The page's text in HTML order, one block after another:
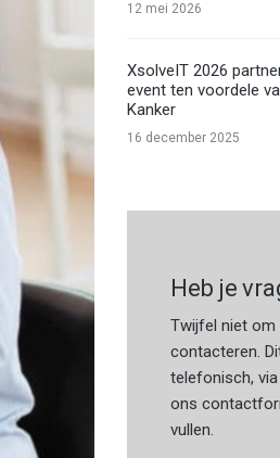
12 mei 2026
XsolveIT 2026
event ten voordele
Kanker
16 december 2025
Heb je
Twijfel niet om
contacteren.
telefonisch,
ons
vullen.